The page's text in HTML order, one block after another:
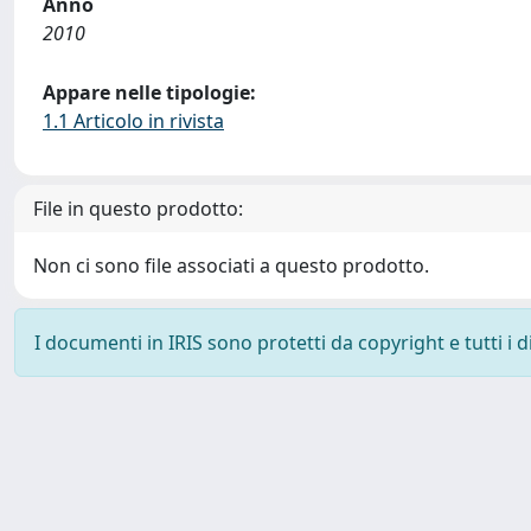
2010
Appare nelle tipologie:
1.1 Articolo in rivista
File in questo prodotto:
Non ci sono file associati a questo prodotto.
I documenti in IRIS sono protetti da copyright e tutti i